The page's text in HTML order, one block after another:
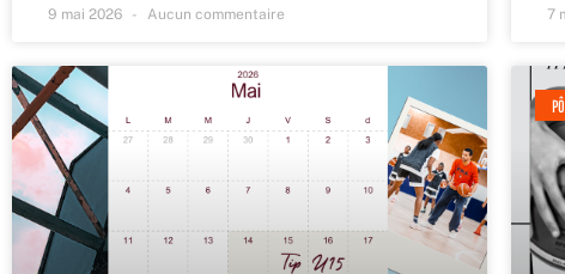
9 mai 2026 Aucun commentaire 7